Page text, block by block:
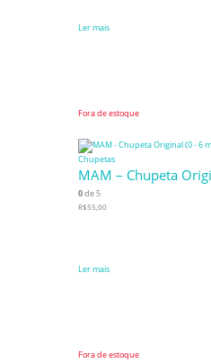
Ler mais
Fora de estoque
Chupetas
MAM – Chupeta
0de 5
R$55,00
Ler mais
Fora de estoque